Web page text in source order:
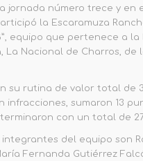
jornada número trece y en
la Escaramuza
equipo que pertenece a
La Nacional de Charros, de
su rutina de valor total de
infracciones, sumaron 13
con un total de
integrantes del equipo son
Fernanda Gutiérrez